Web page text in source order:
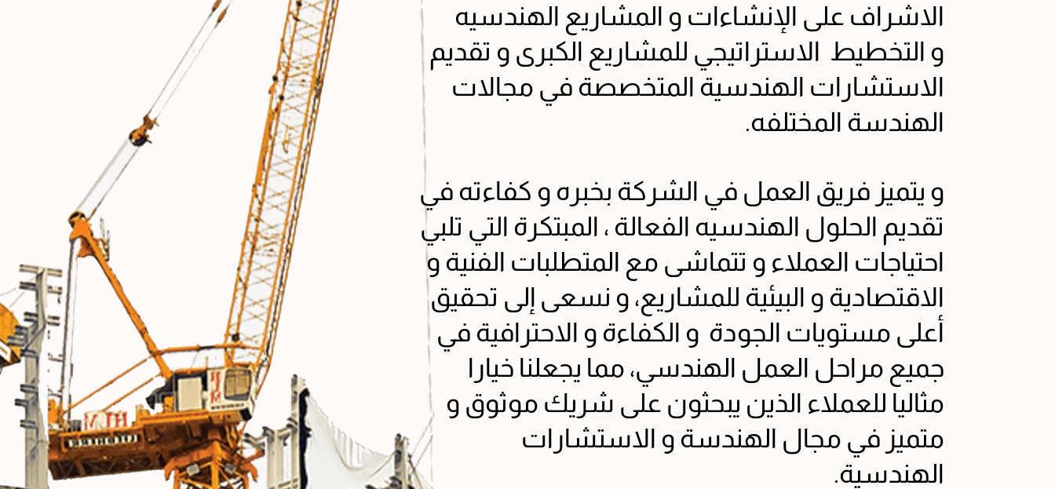
الاشراف على الإنشاءات و المشاريع الهندسيه
و التخطيط الاستراتيجي للمشاريع الكبرى و تقديم
الاستشارات الهندسية المتخصصة في مجالات
الهندسة المختلفه.
و يتميز فريق العمل في الشركة بخبره و كفاءته في
تقديم الحلول الهندسيه الفعالة ، المبتكرة التي تلبي
احتياجات العملاء و تتماشى مع المتطلبات الفنية و
الاقتصادية و البيئية للمشاريع، و نسعى إلى تحقيق
أعلى مستويات الجودة و الكفاءة و الاحترافية في
جميع مراحل العمل الهندسي، مما يجعلنا خيارا
مثاليا للعملاء الذين يبحثون على شريك موثوق و
متميز في مجال الهندسة و الاستشارات
الهندسية.